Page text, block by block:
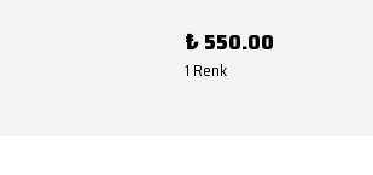
₺ 550.00
1 Renk